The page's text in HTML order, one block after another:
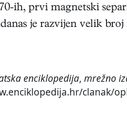
ih, prvi magnetski
je razvijen velik
enciklopedija, mrežno
clanak/